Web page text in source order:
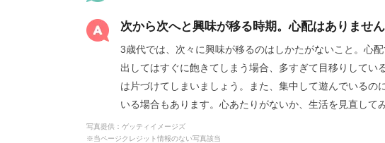
次から次へと興味が移る時期。心配はありません
3歳代では、次々に興味が移るのはしかたがないこと。心
出してはすぐに飽きてしまう場合、多すぎて目移りしてい
は片づけてしまいましょう。また、集中して遊んでいるの
いる場合もあります。心あたりがないか、生活を見直してみ
写真提供：ゲッティイメージズ
※当ページクレジット情報のない写真該当